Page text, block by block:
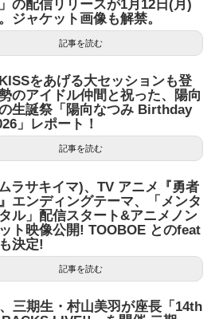
の配信リリースが1月12日(月)
ジャケット画像も解禁。
記事を読む
をあげる大セッションも登
のアイドル仲間と祝った、陽向
生誕祭「陽向なつみ Birthday
」レポート！
記事を読む
ラサキイマ)、TV アニメ『勇者
エンディングテーマ、「メンタ
ル」配信スタート&アニメノン
ト映像公開! TOOBOE とのfeat
決定!
記事を読む
三期生・村山美羽が座長「14th